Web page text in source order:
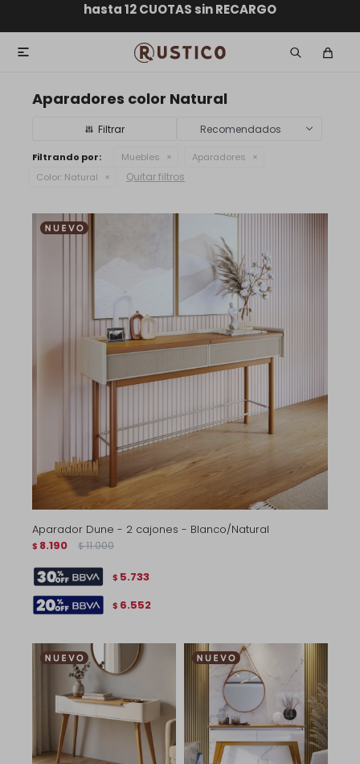
ENVÍOS A TODO EL PAÍS
GARANTÍA DE DEVOLUCIÓN
hasta 12 CUOTAS sin RECARGO
ENVÍO GRATIS dentro de MONTEVIDEO en compras

Aparadores color Natural
Recomendados
Filtrando por: Muebles
Aparadores
Color: Natural Quitar filtros
Aparador Dune - 2 cajones - Blanco/Natural
$ 8.190 $ 11.000
$ 5.733
$ 6.552